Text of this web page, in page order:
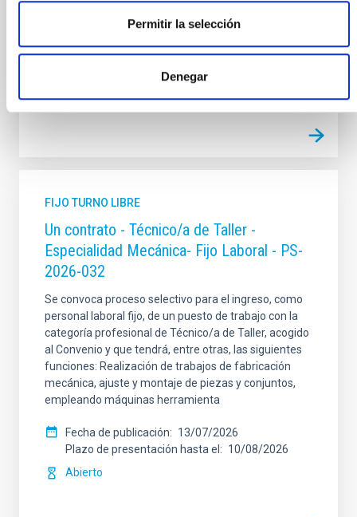
Permitir la selección
Denegar
mecánica del proyecto sistema
Plazo de presentación hasta el
07/08/2026
FIJO TURNO LIBRE
Un contrato - Técnico/a de Taller -
Especialidad Mecánica- Fijo Laboral - PS-
2026-032
Se convoca proceso selectivo para el ingreso, como
personal laboral fijo, de un puesto de trabajo con la
categoría profesional de Técnico/a de Taller, acogido
al Convenio y que tendrá, entre otras, las siguientes
funciones: Realización de trabajos de fabricación
mecánica, ajuste y montaje de piezas y conjuntos,
empleando máquinas herramienta
Fecha de publicación
13/07/2026
Plazo de presentación hasta el
10/08/2026
Abierto